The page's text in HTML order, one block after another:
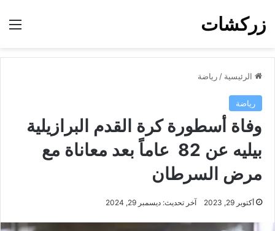
زركشات
الرئيسية / رياضة
رياضة
وفاة أسطورة كرة القدم البرازيلية
بيليه عن 82 عاماً بعد معاناة مع
مرض السرطان
أكتوبر 29, 2023 آخر تحديث: ديسمبر 29, 2024